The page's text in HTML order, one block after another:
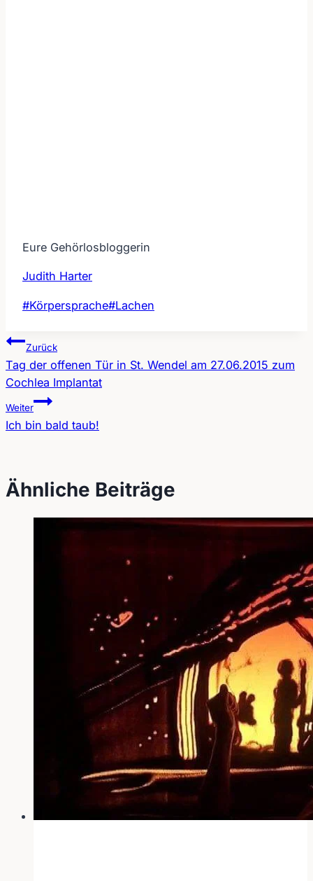
Eure Gehörlosbloggerin
Judith Harter
Schlagworte:
#Körpersprache#Lachen
Beitragsnavigation
Zurück
Tag der offenen Tür in St. Wendel am 27.06.2015 zum
Cochlea Implantat
Weiter
Ich bin bald taub!
Ähnliche Beiträge